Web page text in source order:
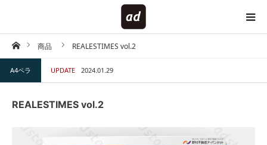
ホーム商品 REALESTIMES vol.2
A4ペラ UPDATE 2024.01.29
REALESTIMES vol.2
HOME
対象で探す